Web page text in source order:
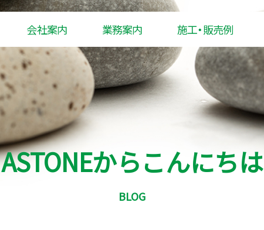
会社案内 業務案内 施工・販売例
ASTONEからこんにちは
BLOG